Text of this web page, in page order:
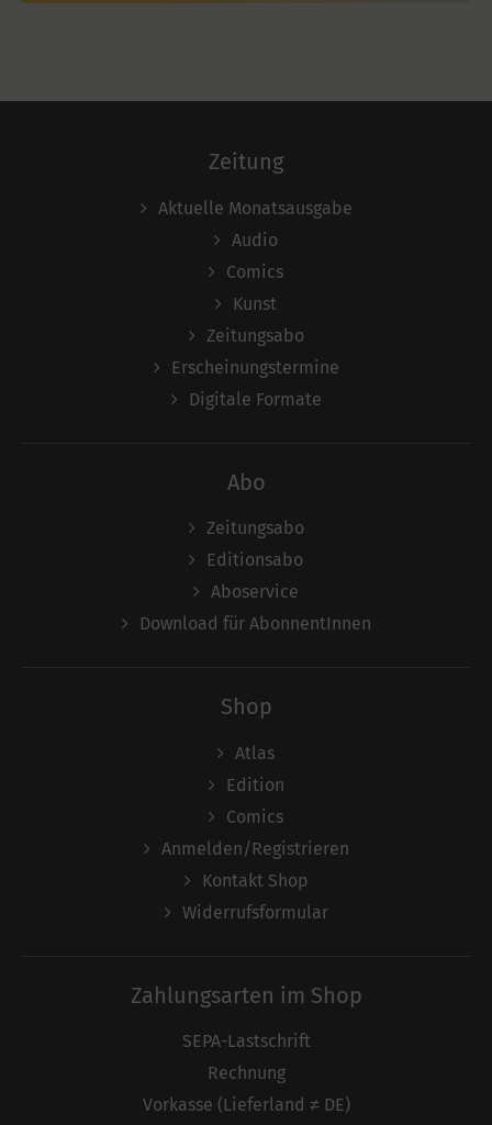
Zeitung
Aktuelle Monatsausgabe
Audio
Comics
Kunst
Zeitungsabo
Erscheinungstermine
Digitale Formate
Abo
Zeitungsabo
Editionsabo
Aboservice
Download für AbonnentInnen
Shop
Atlas
Edition
Comics
Anmelden/Registrieren
Kontakt Shop
Widerrufsformular
Zahlungsarten im Shop
SEPA-Lastschrift
Rechnung
Vorkasse (Lieferland ≠ DE)